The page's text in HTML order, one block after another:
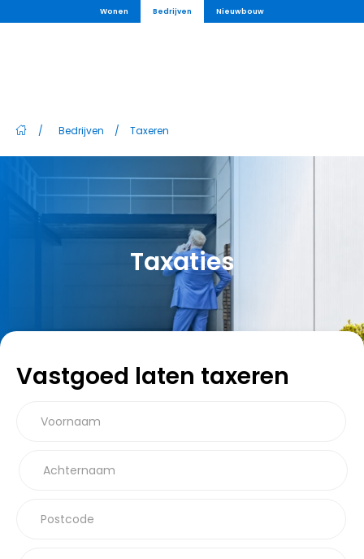
Wonen Bedrijven Nieuwbouw
/ Bedrijven / Taxeren
Taxaties
Vastgoed laten taxeren
Voornaam
Achternaam
Postcode